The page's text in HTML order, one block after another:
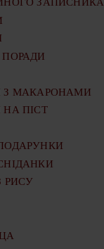
ЗАПИСНИКА
ПОРАДИ
З МАКАРОНАМИ
НА ПІСТ
РИСУ